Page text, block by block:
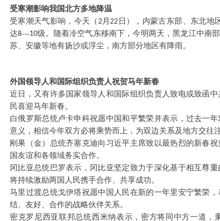
受寒潮影响我国北方多地降温
受寒潮天气影响，今天（2月 22 日），内蒙古东部、东北地
达8—10级。随着冷空气东移南下，今明两天，黑龙江中南
苏、安徽等地有扬沙或浮尘，南方部分地区有降雨。
外国领导人和国际组织负责人祝贺马年新春
近日，又有许多国家领导人和国际组织负责人致电或致函
民喜迎马年新春。
白俄罗斯总统卢卡申科祝愿中国和平繁荣并表示，过去一
意义，相信今年双方必将乘势而上，为双边关系及地方交往
刚果（金）总统齐塞克迪向习近平主席致以最热烈的新春
国友谊和各领域务实合作。
冈比亚总统巴罗表示，冈比亚坚定致力于深化基于相互尊
将持续激励两国人民携手合作、共享成功。
马里过渡总统戈伊塔祝愿中国人民在新的一年里安宁繁荣
结、友好、合作的战略伙伴关系。
密克罗尼西亚联邦总统西米纳表示，密方将同中方一道，